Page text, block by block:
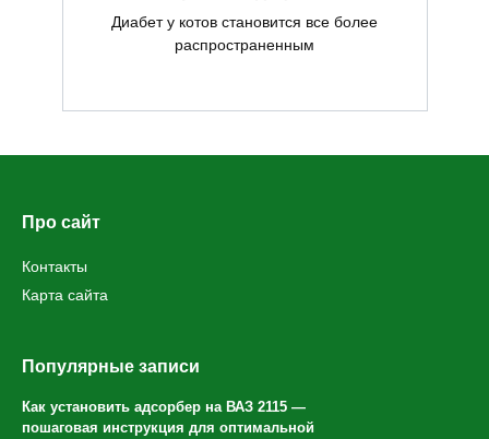
Диабет у котов становится все более
распространенным
Про сайт
Контакты
Карта сайта
Популярные записи
Как установить адсорбер на ВАЗ 2115 —
пошаговая инструкция для оптимальной